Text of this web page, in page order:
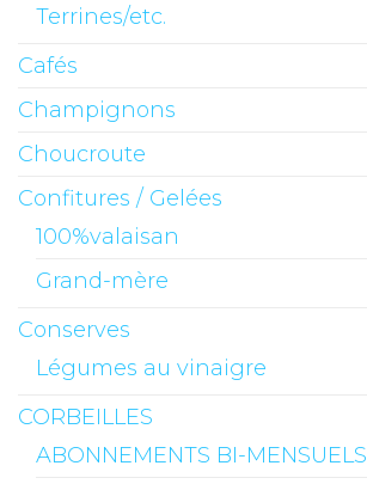
Terrines/etc.
Cafés
Champignons
Choucroute
Confitures / Gelées
100%valaisan
Grand-mère
Conserves
Légumes au vinaigre
CORBEILLES
ABONNEMENTS BI-MENSUELS